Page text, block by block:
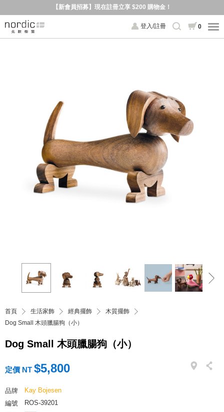
【新會員招募】現在註冊立享 $200 購物金！
登入/註冊 0
首頁 生活家飾 經典擺飾
木質擺飾
Dog Small 木頭臘腸狗（小）
Dog Small 木頭臘腸狗（小）
定價 NT $5,800
品牌
Kay Bojesen
編號
ROS-39201